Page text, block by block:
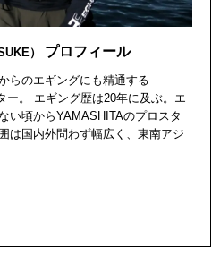
） プロフィール
らのエギングにも精通する
ー。 エギング歴は20年に及ぶ。エ
い頃からYAMASHITAのプロスタ
は国内外問わず幅広く、東南アジ
、南アメリカと世界中に及ぶ。ま
気が高い。